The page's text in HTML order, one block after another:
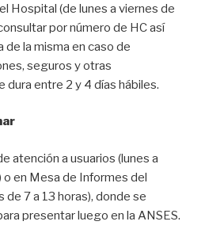
Hospital (de lunes a viernes de
por número de HC así
la misma en caso de
seguros y otras
entre 2 y 4 días hábiles.
atención a usuarios (lunes a
o en Mesa de Informes del
de 7 a 13 horas), donde se
presentar luego en la ANSES.